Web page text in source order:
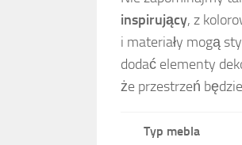
inspirujący, z
i materiały mogą
dodać elementy
że przestrzeń
Typ mebla